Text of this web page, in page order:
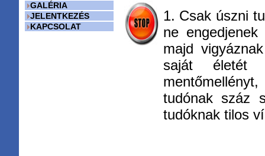
GALÉRIA
JELENTKEZÉS
KAPCSOLAT
1. Csak úszni
ne
majd
saját életét
tudónak száz
tudóknak tilos